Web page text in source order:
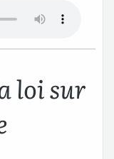
loi sur